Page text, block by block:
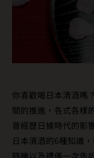
你喜歡喝日本清酒嗎
間的推進，各式各樣
曾經歷日據時代的影
日本清酒的6種知識
時機以及禮儀一次告